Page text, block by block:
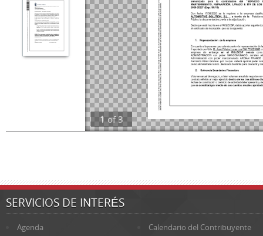
1 of3
SERVICIOS DE INTERÉS
Agenda
Calendario del Contribuyente